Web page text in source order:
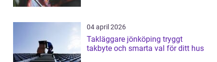
04 april 2026
Takläggare jönköping tryggt
takbyte och smarta val för ditt hus